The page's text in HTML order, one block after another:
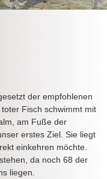
der empfohlenen
Fisch schwimmt mit
am Fuße der
erstes Ziel. Sie liegt
einkehren möchte.
da noch 68 der
liegen.